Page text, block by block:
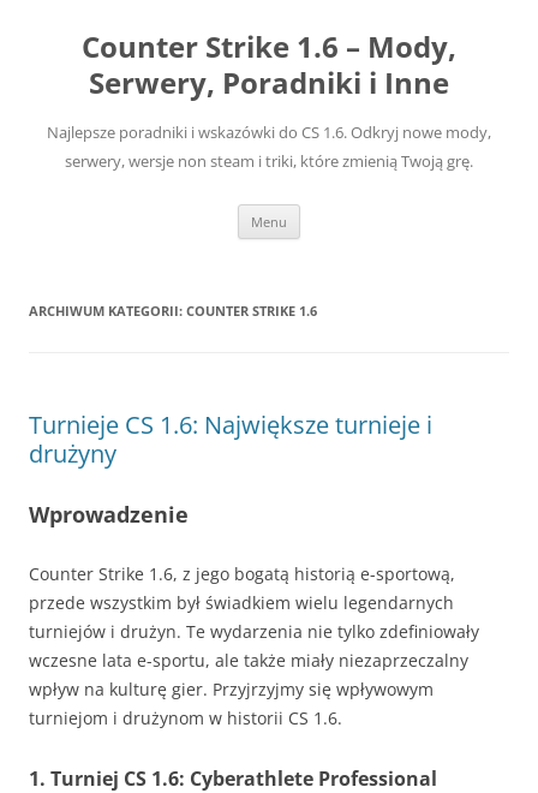
Counter Strike 1.6 – Mody,
Serwery, Poradniki i Inne
Najlepsze poradniki i wskazówki do CS 1.6. Odkryj nowe mody,
serwery, wersje non steam i triki, które zmienią Twoją grę.
Menu
ARCHIWUM KATEGORII: COUNTER STRIKE 1.6
Turnieje CS 1.6: Największe turnieje i
drużyny
Wprowadzenie
Counter Strike 1.6, z jego bogatą historią e-sportową,
przede wszystkim był świadkiem wielu legendarnych
turniejów i drużyn. Te wydarzenia nie tylko zdefiniowały
wczesne lata e-sportu, ale także miały niezaprzeczalny
wpływ na kulturę gier. Przyjrzyjmy się wpływowym
turniejom i drużynom w historii CS 1.6.
1. Turniej CS 1.6: Cyberathlete Professional